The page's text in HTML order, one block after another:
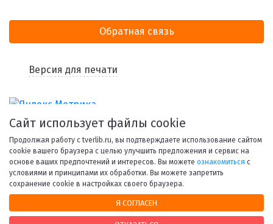
Обратная связь
Версия для печати
© 1998-2026 Тверская областная библиотека им. А. М.
Горького.
При использовании материалов сайта ссылка на
Сайт использует файлы cookie
Продолжая работу с tverlib.ru, вы подтверждаете использование сайтом
cookie вашего браузера с целью улучшить предложения и сервис на
основе ваших предпочтений и интересов. Вы можете ознакомиться с
условиями и принципами их обработки. Вы можете запретить
сохранение cookie в настройках своего браузера.
Я СОГЛАСЕН